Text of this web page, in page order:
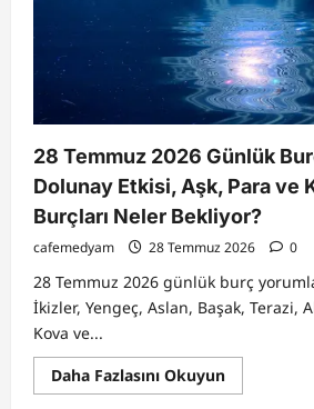
28 Temmuz 2026 Günlük
Dolunay Etkisi, Aşk, Para ve
Burçları Neler Bekliyor?
cafemedyam 28 Temmuz 2026 0
28 Temmuz 2026 günlük burç
İkizler, Yengeç, Aslan, Başak, Terazi,
Kova ve...
Daha Fazlasını OkuyunRead
more